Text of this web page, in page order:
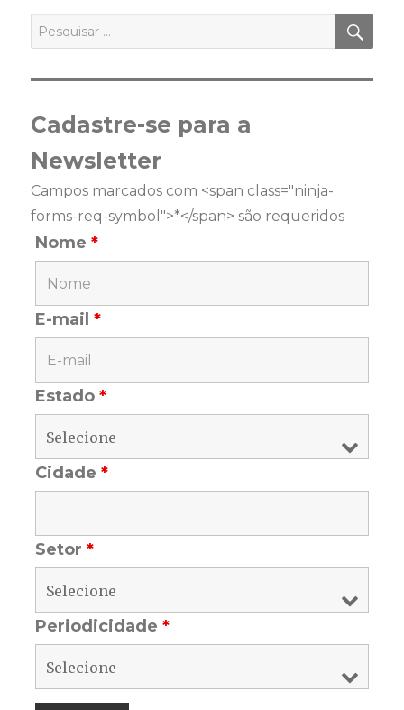
por:
Cadastre-se para a
Newsletter
Campos marcados com <span class="ninja-
forms-req-symbol">*</span> são requeridos
Nome*
E-mail*
Estado*
Cidade*
Setor*
Periodicidade*